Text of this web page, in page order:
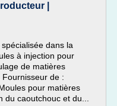
|
dans la
à injection pour
de matières
de :
pour matières
caoutchouc et du...